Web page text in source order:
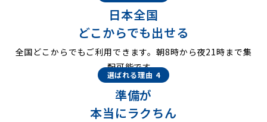
日本全国
どこからでも出せる
全国どこからでもご利用できます。朝8時から夜21時まで集
配可能です。
選ばれる理由 4
準備が
本当にラクちん